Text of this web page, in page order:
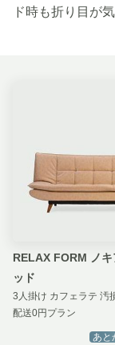
ド時も折り目が
RELAX FORM ノ
ッド
3人掛け カフェラテ 汚
配送0円プラン
あと